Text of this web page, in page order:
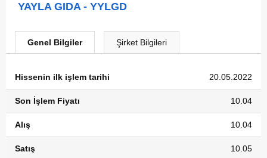
YAYLA GIDA - YYLGD
Genel Bilgiler Şirket Bilgileri
Hissenin ilk işlem tarihi 20.05.2022
Son İşlem Fiyatı 10.04
Alış 10.04
Satış 10.05